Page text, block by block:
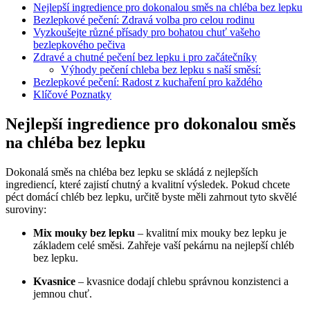
Nejlepší ingredience pro dokonalou směs na chléba bez lepku
Bezlepkové pečení: Zdravá volba pro celou rodinu
Vyzkoušejte různé přísady pro bohatou chuť vašeho
bezlepkového pečiva
Zdravé a chutné pečení bez lepku i pro začátečníky
Výhody pečení chleba bez lepku s naší směsí:
Bezlepkové pečení: Radost z kuchaření pro každého
Klíčové Poznatky
Nejlepší ingredience pro dokonalou směs
na chléba bez lepku
Dokonalá směs na chléba bez lepku se skládá z nejlepších
ingrediencí, které zajistí chutný a kvalitní výsledek. Pokud chcete
péct domácí chléb bez lepku, určitě byste měli zahrnout tyto skvělé
suroviny:
Mix mouky bez lepku – kvalitní mix mouky bez lepku je
základem celé směsi. Zahřeje vaší pekárnu na nejlepší chléb
bez lepku.
Kvasnice – kvasnice dodají chlebu správnou konzistenci a
jemnou chuť.